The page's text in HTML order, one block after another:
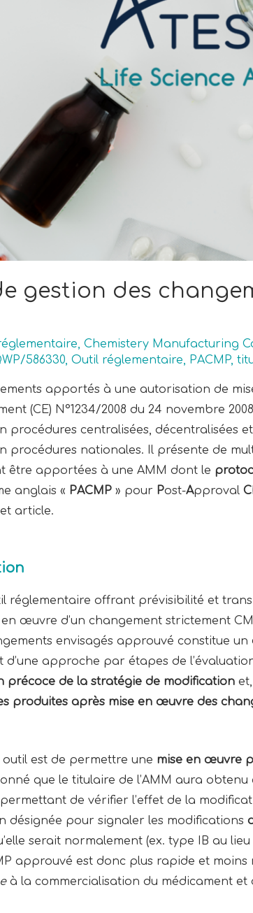
gestion des
, Chemistery Manufacturing
586330, Outil réglementaire, PACMP,
apportés à une autorisation de
(CE) N°1234/2008 du 24 novembre
procédures centralisées, décentralisées
procédures nationales. Il présente de
être apportées à une AMM dont le
anglais « PACMP» pour Post-Approval C
article.
réglementaire offrant prévisibilité et
œuvre d’un changement strictement
envisagés approuvé constitue un
d’une approche par étapes de
précoce de la stratégie de modificationet,
produites après mise en œuvre des
outil est de permettre une mise en œuvre
que le titulaire de l’AMM aura
de vérifier l’effet de la
désignée pour signaler les modifications
serait normalement (ex. type IB au
approuvé est donc plus rapide et
à la commercialisation du médicament et